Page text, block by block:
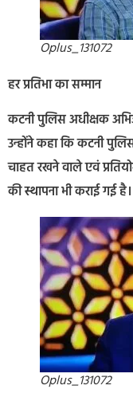
Oplus_131072
हर प्रतिभा का सम्मान
कटनी पुलिस अधीक्षक
उन्होंने कहा कि कटनी
चाहत रखने वाले एवं
की स्थापना भी कराई गई
Oplus_131072